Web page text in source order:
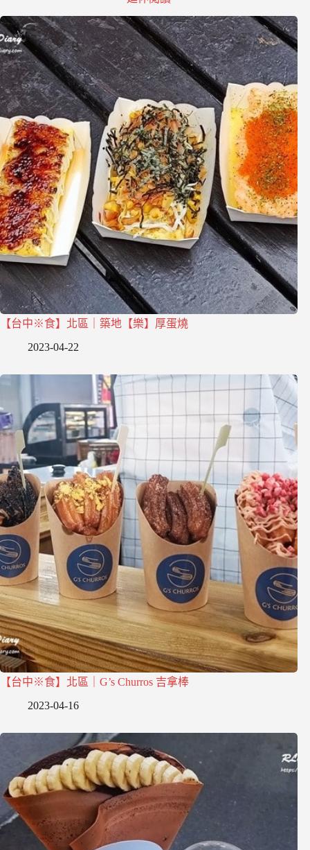
【台中※食】北區｜築地【樂】厚蛋燒
2023-04-22
【台中※食】北區｜G’s Churros 吉拿棒
2023-04-16